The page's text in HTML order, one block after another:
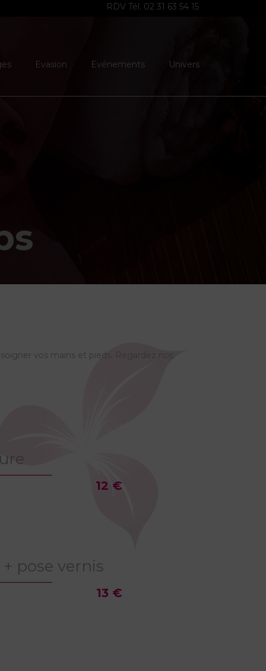
RDV Tél. 02 31 63 54 15
Evasion Evénements Univers
vos mains et pieds. Regardez nos
12 €
pose vernis
13 €